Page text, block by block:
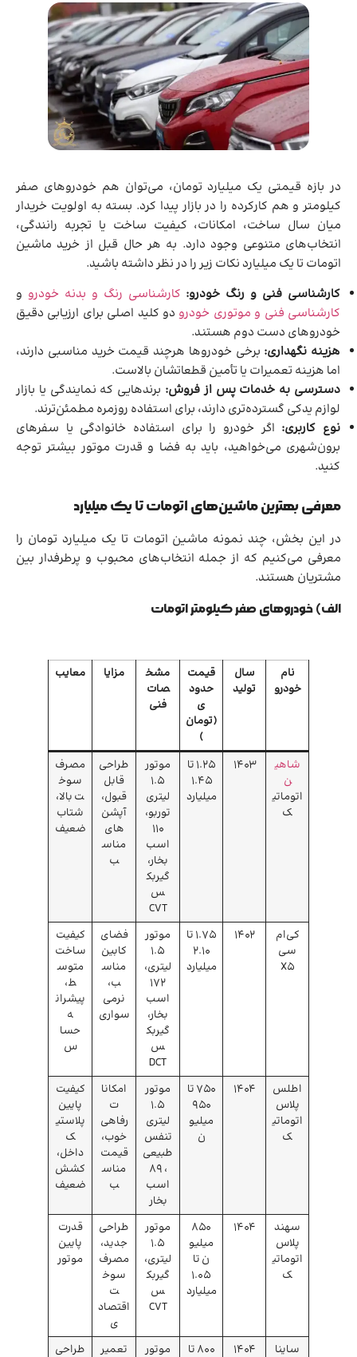
در بازه قیمتی یک میلیارد تومان، می‌توان هم خودروهای صفر
کیلومتر و هم کارکرده را در بازار پیدا کرد. بسته به اولویت خریدار
میان سال ساخت، امکانات، کیفیت ساخت یا تجربه رانندگی،
انتخاب‌های متنوعی وجود دارد. به هر حال قبل از خرید ماشین
اتومات تا یک میلیارد نکات زیر را در نظر داشته باشید.
کارشناسی فنی و رنگ خودرو: کارشناسی رنگ و بدنه خودرو و
کارشناسی فنی و موتوری خودرودو کلید اصلی برای ارزیابی دقیق
خودروهای دست دوم هستند.
هزینه نگهداری: برخی خودروها هرچند قیمت خرید مناسبی دارند،
اما هزینه تعمیرات یا تأمین قطعاتشان بالاست.
دسترسی به خدمات پس از فروش: برندهایی که نمایندگی یا بازار
لوازم یدکی گسترده‌تری دارند، برای استفاده روزمره مطمئن‌ترند.
نوع کاربری: اگر خودرو را برای استفاده خانوادگی یا سفرهای
برون‌شهری می‌خواهید، باید به فضا و قدرت موتور بیشتر توجه
کنید.
معرفی بهترین ماشین‌های اتومات تا یک میلیارد
در این بخش، چند نمونه ماشین اتومات تا یک میلیارد تومان را
معرفی می‌کنیم که از جمله انتخاب‌های محبوب و پرطرفدار بین
مشتریان هستند.
الف) خودروهای صفر کیلومتر اتومات
نام
خودرو
سال
تولید
قیمت
حدود
ی
(تومان
)
مشخ
صات
فنی
مزایا معایب
شاهی
ن
اتوماتی
ک
۱۴۰3
1.25 تا
1.45
میلیارد
موتور
۱.۵
لیتری
توربو،
۱۱۰
اسب
بخار،
گیربک
س
CVT
طراحی
قابل
قبول،
آپشن‌
های
مناس
ب
مصرف
سوخ
ت بالا،
شتاب
ضعیف
کی‌ام‌
سی
X5
۱۴۰2
1.75 تا
2.10
میلیارد
موتور
۱.۵
لیتری،
172
اسب
بخار،
گیربک
س
DCT
فضای
کابین
مناس
ب،
نرمی
سواری
کیفیت
ساخت
متوس
ط،
پیشران
ه
حسا
س
اطلس
پلاس
اتوماتی
ک
۱۴۰۴
750 تا
950
میلیو
ن
موتور
۱.۵
لیتری
تنفس
طبیعی
، ۸۹
اسب
بخار
امکانا
ت
رفاهی
خوب،
قیمت
مناس
ب
کیفیت
پایین
پلاستی
ک
داخل،
کشش
ضعیف
سهند
پلاس
اتوماتی
ک
۱۴۰۴
850
میلیو
ن تا
1.05
میلیارد
موتور
۱.۵
لیتری،
گیربک
س
CVT
طراحی
جدید،
مصرف
سوخ
ت
اقتصاد
ی
قدرت
پایین
موتور
ساینا ۱۴۰۴ 800 تا موتور تعمیر طراحی